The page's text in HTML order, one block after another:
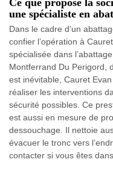
une spécialiste en
Dans le cadre d’un
confier l’opération à
spécialisée dans
Montferrand Du Perigord,
est inévitable, Cauret
réaliser les interventions
sécurité possibles. Ce
est aussi en mesure de
dessouchage. Il nettoie
évacuer le tronc vers
contacter si vous êtes